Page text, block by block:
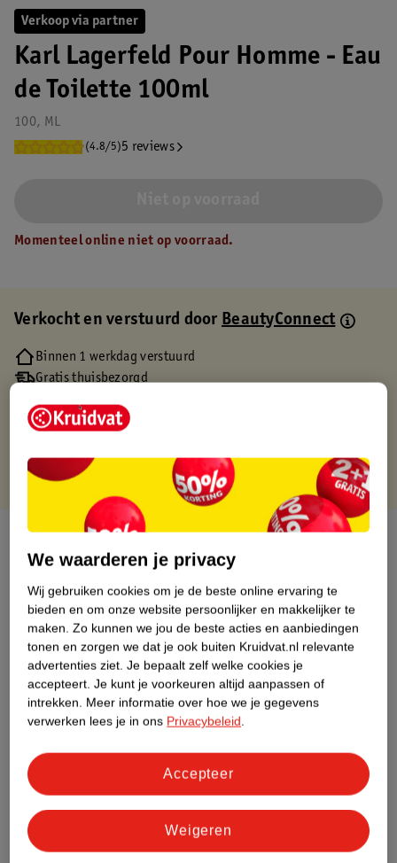
Verkoop via partner
Karl Lagerfeld Pour Homme - Eau
de Toilette 100ml
100, ML
(4.8/5)5 reviews
Momenteel online niet op voorraad.
Verkocht en verstuurd doorBeautyConnect
Binnen 1 werkdag verstuurd
Gratis thuisbezorgd
Gratis punten met je Kruidvat kaart
Over dit product
Nature Impact Score
Dit product heeft (nog) geen Nature
Impact Score.
Meer informatie
Bestel & Bezorginformatie
Bekijk ook
We waarderen je privacy
Wij gebruiken cookies om je de beste online ervaring te
bieden en om onze website persoonlijker en makkelijker te
maken. Zo kunnen we jou de beste acties en aanbiedingen
tonen en zorgen we dat je ook buiten Kruidvat.nl relevante
advertenties ziet. Je bepaalt zelf welke cookies je
accepteert. Je kunt je voorkeuren altijd aanpassen of
intrekken. Meer informatie over hoe we je gegevens
verwerken lees je in ons Privacybeleid.
Weigeren
Accepteer